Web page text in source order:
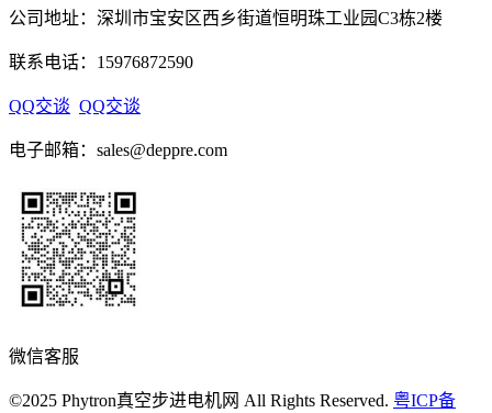
公司地址：深圳市宝安区西乡街道恒明珠工业园C3栋2楼
联系电话：15976872590
QQ交谈 QQ交谈
电子邮箱：sales@deppre.com
微信客服
©2025 Phytron真空步进电机网 All Rights Reserved. 粤ICP备